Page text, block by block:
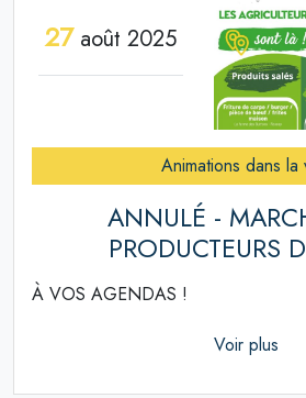
27août 2025
Animations dans la
ANNULÉ -
PRODUCTEURS
À VOS AGENDAS !
Voir plus